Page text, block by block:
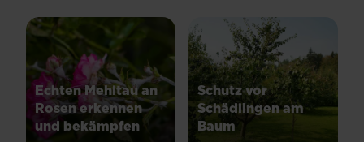
Echten Mehltau an
Rosen erkennen
und bekämpfen
Schutz vor
Schädlingen am
Baum